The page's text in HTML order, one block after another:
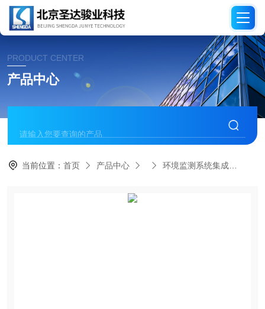
PRODUCT CENTER
产品中心
当前位置：首页 产品中心 环境监测系统集成